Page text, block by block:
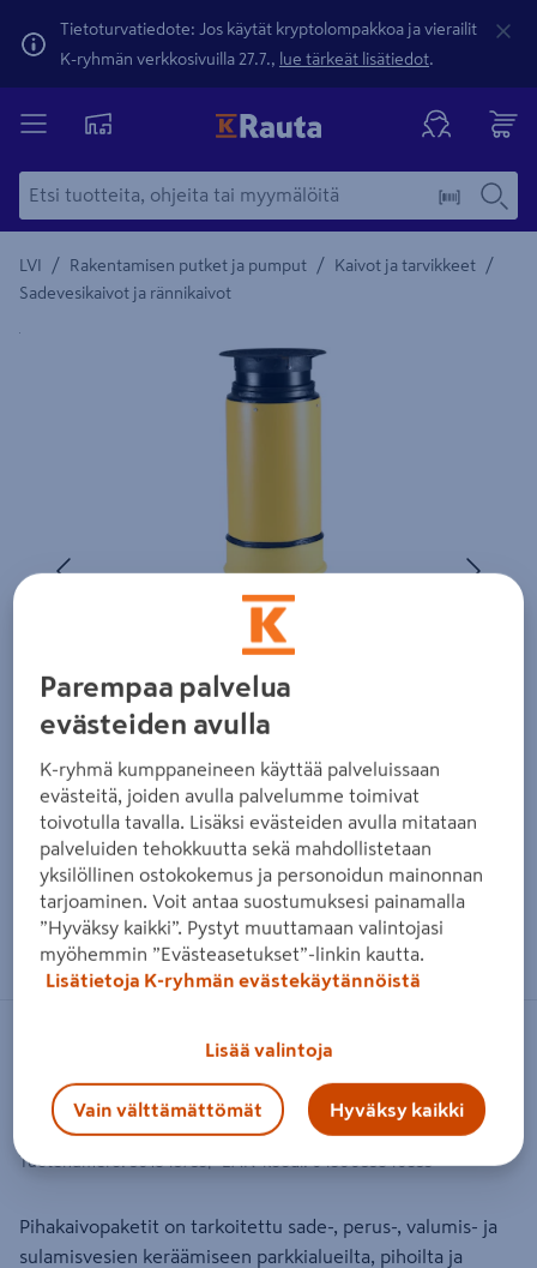
Tietoturvatiedote: Jos käytät kryptolompakkoa ja vierailit
K-ryhmän verkkosivuilla 27.7., lue tärkeät lisätiedot.
LVI / Rakentamisen putket ja pumput / Kaivot ja tarvikkeet /
Sadevesikaivot ja rännikaivot
Yksityiskohtainen kuvaus löytyy Tuotteen kuvaus -
Zoomaa kuvaa sormilla kosketusnäytöllä
Pihakaivopaketti Talokaivo
500x315x110L 1,5tn
Tuotenumero:501845753 EAN-koodi:6430055840353
Pihakaivopaketit on tarkoitettu sade-, perus-, valumis- ja
sulamisvesien keräämiseen parkkialueilta, pihoilta ja
Parempaa palvelua
evästeiden avulla
K-ryhmä kumppaneineen käyttää palveluissaan
evästeitä, joiden avulla palvelumme toimivat
toivotulla tavalla. Lisäksi evästeiden avulla mitataan
palveluiden tehokkuutta sekä mahdollistetaan
yksilöllinen ostokokemus ja personoidun mainonnan
tarjoaminen. Voit antaa suostumuksesi painamalla
”Hyväksy kaikki”. Pystyt muuttamaan valintojasi
myöhemmin ”Evästeasetukset”-linkin kautta.
Lisätietoja K-ryhmän evästekäytännöistä
Lisää valintoja
Vain välttämättömät Hyväksy kaikki